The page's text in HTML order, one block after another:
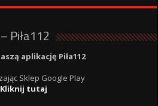
Piła112
aplikację Piła112
Sklep Google Play
Kliknij tutaj